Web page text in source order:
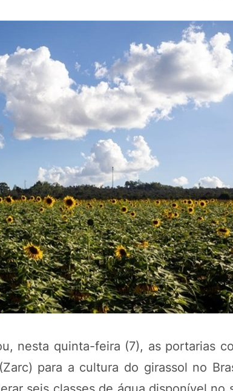
nesta quinta-feira (7), as portarias
para a cultura do girassol no